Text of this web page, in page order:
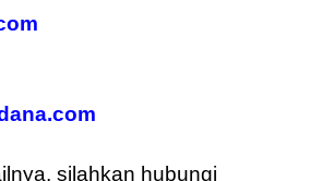
silahkan hubungi